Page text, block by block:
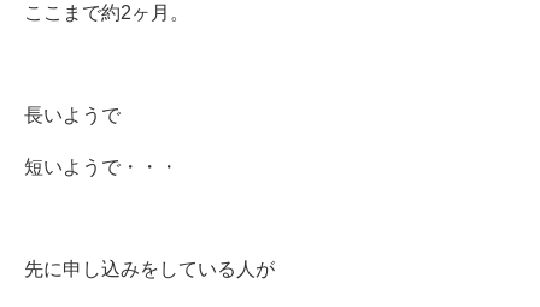
ここまで約2ヶ月。
長いようで
短いようで・・・
先に申し込みをしている人が